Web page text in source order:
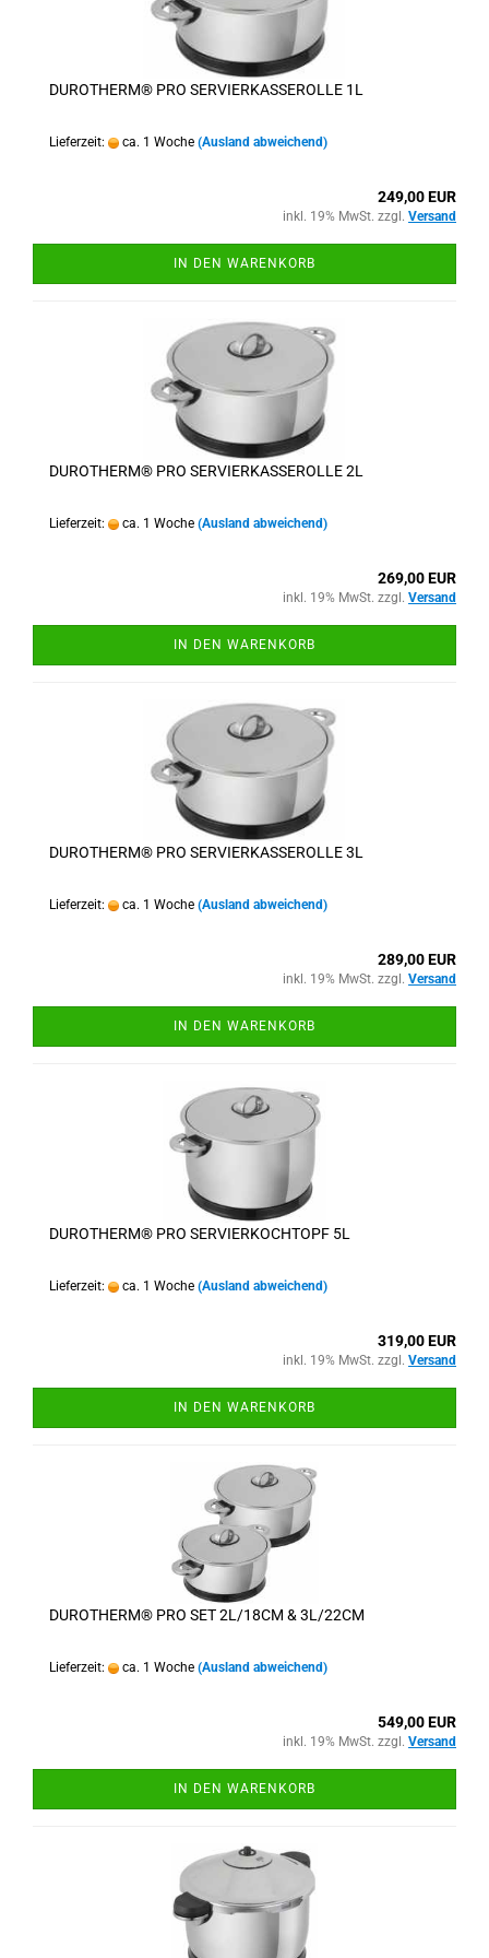
DUROTHERM® PRO SERVIERKASSEROLLE 1L
Lieferzeit: ca. 1 Woche (Ausland abweichend)
249,00 EUR
inkl. 19% MwSt. zzgl. Versand
IN DEN WARENKORB
DUROTHERM® PRO SERVIERKASSEROLLE 2L
Lieferzeit: ca. 1 Woche (Ausland abweichend)
269,00 EUR
inkl. 19% MwSt. zzgl. Versand
IN DEN WARENKORB
DUROTHERM® PRO SERVIERKASSEROLLE 3L
Lieferzeit: ca. 1 Woche (Ausland abweichend)
289,00 EUR
inkl. 19% MwSt. zzgl. Versand
IN DEN WARENKORB
DUROTHERM® PRO SERVIERKOCHTOPF 5L
Lieferzeit: ca. 1 Woche (Ausland abweichend)
319,00 EUR
inkl. 19% MwSt. zzgl. Versand
IN DEN WARENKORB
DUROTHERM® PRO SET 2L/18CM & 3L/22CM
Lieferzeit: ca. 1 Woche (Ausland abweichend)
549,00 EUR
inkl. 19% MwSt. zzgl. Versand
IN DEN WARENKORB